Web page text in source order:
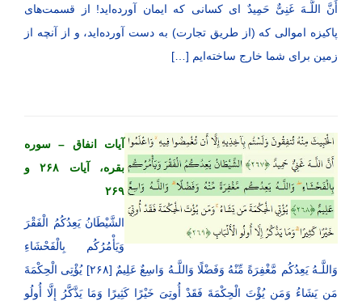
أَنَّ اللَّـهَ غَنِیٌّ حَمِیدٌ ای کسانی که ایمان آورده‌اید! از قسمت‌های
پاکیزه اموالی که (از طریق تجارت) به دست آورده‌اید، و از آنچه از
زمین برای شما خارج ساخته‌ایم […]
آیات انفاق – سوره
بقره، آیات ۲۶۸ و
۲۶۹
الشَّیْطَانُ یَعِدُكُمُ الْفَقْرَ
وَیَأْمُرُكُم بِالْفَحْشَاءِ
وَاللَّـهُ یَعِدُكُم مَّغْفِرَةً مِّنْهُ وَفَضْلًا وَاللَّـهُ وَاسِعٌ عَلِیمٌ [۲۶۸] یُؤْتِی الْحِكْمَةَ
مَن یَشَاءُ وَمَن یُؤْتَ الْحِكْمَةَ فَقَدْ أُوتِیَ خَیْرًا كَثِیرًا وَمَا یَذَّكَّرُ إِلَّا أُولُو